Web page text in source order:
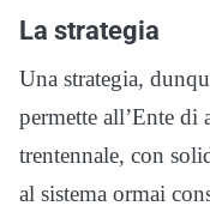
La strategia
Una strategia,
permette all’Ente
trentennale, con
al sistema ormai